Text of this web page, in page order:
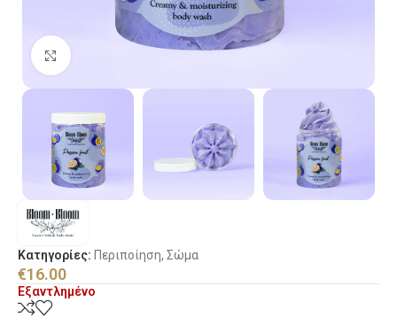
Κλικ για μεγέθυνση
Κατηγορίες: Περιποίηση, Σώμα
€16.00
Εξαντλημένο